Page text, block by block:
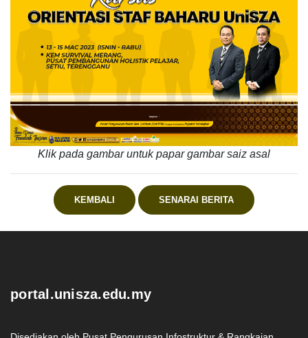
Klik pada gambar untuk papar gambar saiz asal
KEMBALI SENARAI BERITA
portal.unisza.edu.my